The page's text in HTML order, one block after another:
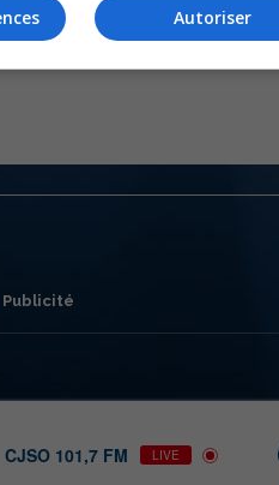
Publicité
CJSO 101,7 FM LIVE
Autoriser